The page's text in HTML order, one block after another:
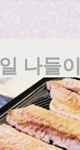
나들이